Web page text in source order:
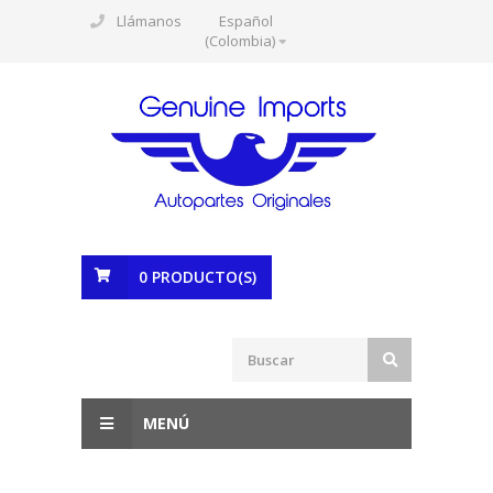
Llámanos
Español
(Colombia)
0 PRODUCTO(S)
MENÚ